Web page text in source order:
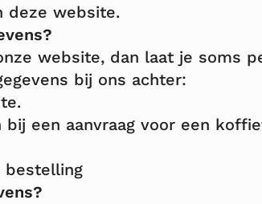
deze website.
website, dan laat je soms
bij ons achter:
een aanvraag voor een
bestelling